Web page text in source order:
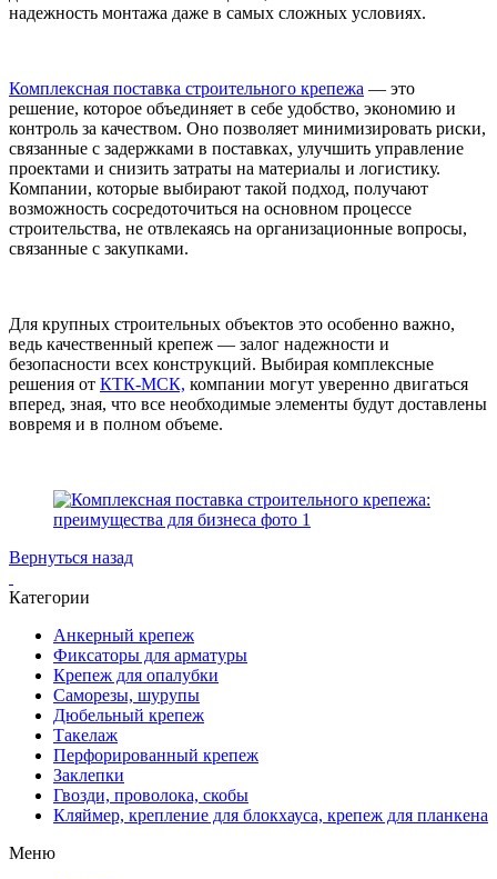
надежность монтажа даже в самых сложных условиях.
Комплексная поставка строительного крепежа — это
решение, которое объединяет в себе удобство, экономию и
контроль за качеством. Оно позволяет минимизировать риски,
связанные с задержками в поставках, улучшить управление
проектами и снизить затраты на материалы и логистику.
Компании, которые выбирают такой подход, получают
возможность сосредоточиться на основном процессе
строительства, не отвлекаясь на организационные вопросы,
связанные с закупками.
Для крупных строительных объектов это особенно важно,
ведь качественный крепеж — залог надежности и
безопасности всех конструкций. Выбирая комплексные
решения от КТК-МСК, компании могут уверенно двигаться
вперед, зная, что все необходимые элементы будут доставлены
вовремя и в полном объеме.
Вернуться назад
Категории
Анкерный крепеж
Фиксаторы для арматуры
Крепеж для опалубки
Саморезы, шурупы
Дюбельный крепеж
Такелаж
Перфорированный крепеж
Заклепки
Гвозди, проволока, скобы
Кляймер, крепление для блокхауса, крепеж для планкена
Меню